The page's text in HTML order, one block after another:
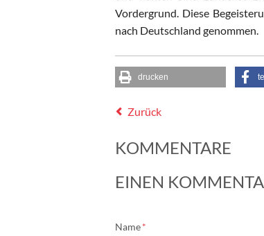
Vordergrund. Diese
nach Deutschland genommen.
drucken
Zurück
KOMMENTARE
EINEN
Pflichtfeld
Name*